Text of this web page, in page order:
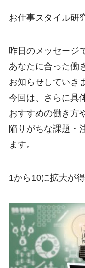
お仕事スタイル研
昨日のメッセージ
あなたに合った働
お知らせしていき
今回は、さらに具
おすすめの働き方
陥りがちな課題・
ます。
1から10に拡大が